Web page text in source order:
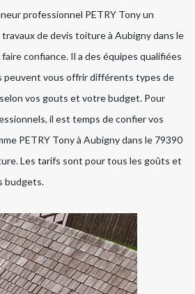
professionnel PETRY Tony un
de devis toiture à Aubigny dans le
confiance. Il a des équipes qualifiées
peuvent vous offrir différents types de
vos gouts et votre budget. Pour
il est temps de confier vos
PETRY Tony à Aubigny dans le 79390
Les tarifs sont pour tous les goûts et
budgets.